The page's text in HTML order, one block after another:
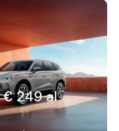
€ 249 al